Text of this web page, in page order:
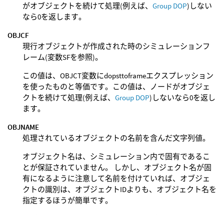
がオブジェクトを続けて処理(例えば、 Group DOP)しない
なら0を返します。
OBJCF
現行オブジェクトが作成された時のシミュレーションフ
レーム(変数SFを参照)。
この値は、OBJCT変数にdopsttoframeエクスプレッション
を使ったものと等価です。この値は、ノードがオブジェ
クトを続けて処理(例えば、 Group DOP)しないなら0を返し
ます。
OBJNAME
処理されているオブジェクトの名前を含んだ文字列値。
オブジェクト名は、シミュレーション内で固有であるこ
とが保証されていません。 しかし、オブジェクト名が固
有になるように注意して名前を付けていれば、オブジェ
クトの識別は、オブジェクトIDよりも、オブジェクト名を
指定するほうが簡単です。